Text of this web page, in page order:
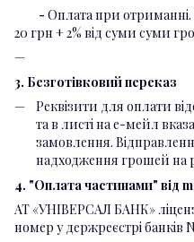
- Оплата при отриманні.
20 грн + 2% від суми суми
3. Безготівковий переказ
Реквізити для оплати
та в листі на е-мейл
замовлення.
надходження грошей на
4. "Оплата частинами" від
АТ «УНІВЕРСАЛ БАНК»
номер у держреєстрі банків